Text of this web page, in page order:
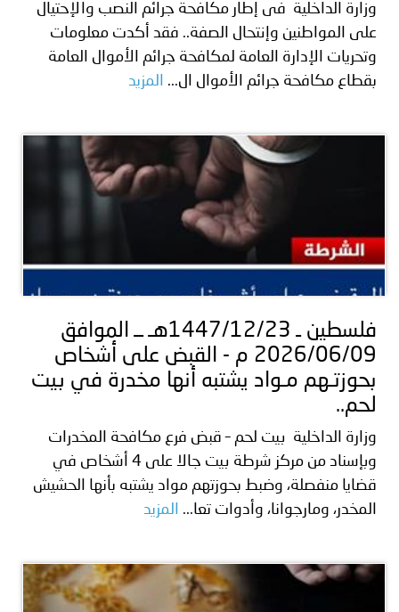
وزارة الداخلية فى إطار مكافحة جرائم النصب والإحتيال
على المواطنين وإنتحال الصفة.. فقد أكدت معلومات
وتحريات الإدارة العامة لمكافحة جرائم الأموال العامة
بقطاع مكافحة جرائم الأموال ال...
المزيد
فلسطين ـ 1447/12/23هـ ــ الموافق
2026/06/09 م - القبض على أشخاص
بحوزتـهم مـواد يشتبه أنها مخدرة في بيت
لحم..
وزارة الداخلية بيت لحم – قبض فرع مكافحة المخدرات
وبإسناد من مركز شرطة بيت جالا على 4 أشخاص في
قضايا منفصلة، وضبط بحوزتهم مواد يشتبه بأنها الحشيش
المخدر، ومارجوانا، وأدوات تعا...
المزيد